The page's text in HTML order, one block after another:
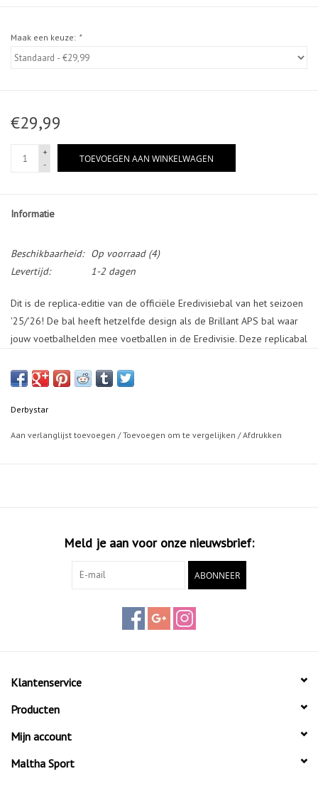
Maak een keuze: *
€29,99
+
-
TOEVOEGEN AAN WINKELWAGEN
Informatie
Beschikbaarheid: Op voorraad(4)
Levertijd:
1-2 dagen
Dit is de replica-editie van de officiële Eredivisiebal van het seizoen
'25/'26! De bal heeft hetzelfde design als de Brillant APS bal waar
jouw voetbalhelden mee voetballen in de Eredivisie. Deze replicabal
af deze op straat of kunstgras te gebruiken wegens kans op
Derbystar
Aan verlanglijst toevoegen /Toevoegen om te vergelijken /Afdrukken
Meld je aan voor onze nieuwsbrief:
ABONNEER
Klantenservice
Producten
Mijn account
Maltha Sport